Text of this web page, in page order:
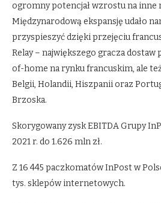
ogromny potencjał wzrostu na inne
Międzynarodową ekspansję udało
przyspieszyć dzięki przejęciu
Relay – największego gracza
of-home na rynku francuskim, ale
Belgii, Holandii, Hiszpanii oraz
Brzoska.
Skorygowany zysk EBITDA Grupy
2021 r. do 1.626 mln zł.
Z 16 445 paczkomatów InPost w
tys. sklepów internetowych.